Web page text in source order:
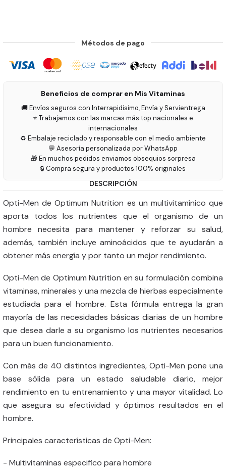
Métodos de pago
Beneficios de comprar en Mis Vitaminas
🚚 Envíos seguros con Interrapidísimo, Envía y Servientrega
⭐ Trabajamos con las marcas más top nacionales e
internacionales
♻️ Embalaje reciclado y responsable con el medio ambiente
💬 Asesoría personalizada por WhatsApp
🎁 En muchos pedidos enviamos obsequios sorpresa
🔒 Compra segura y productos 100% originales
DESCRIPCIÓN
Opti-Men de Optimum Nutrition es un multivitamínico que
aporta todos los nutrientes que el organismo de un
hombre necesita para mantener y reforzar su salud,
además, también incluye aminoácidos que te ayudarán a
obtener más energía y por tanto un mejor rendimiento.
Opti-Men de Optimum Nutrition en su formulación combina
vitaminas, minerales y una mezcla de hierbas especialmente
estudiada para el hombre. Esta fórmula entrega la gran
mayoría de las necesidades básicas diarias de un hombre
que desea darle a su organismo los nutrientes necesarios
para un buen funcionamiento.
Con más de 40 distintos ingredientes, Opti-Men pone una
base sólida para un estado saludable diario, mejor
rendimiento en tu entrenamiento y una mayor vitalidad. Lo
que asegura su efectividad y óptimos resultados en el
hombre.
Principales características de Opti-Men:
- Multivitaminas especifico para hombre